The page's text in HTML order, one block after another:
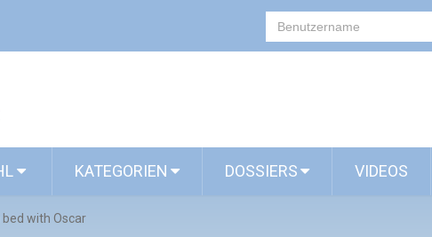
KATEGORIEN DOSSIERS VIDEOS
bed with Oscar